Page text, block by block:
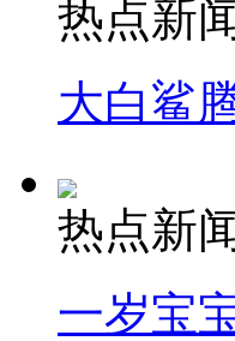
热点新
大白鲨
热点新
一岁宝